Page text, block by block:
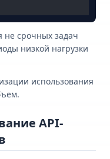
не срочных задач
низкой нагрузки
использования
API-